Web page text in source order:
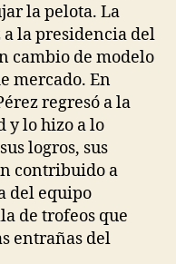
la pelota. La
la presidencia del
cambio de modelo
mercado. En
regresó a la
y lo hizo a lo
logros, sus
contribuido a
del equipo
de trofeos que
entrañas del